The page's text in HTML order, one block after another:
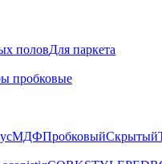
половДля паркета
пробковые
МДФПробковыйСкрытый